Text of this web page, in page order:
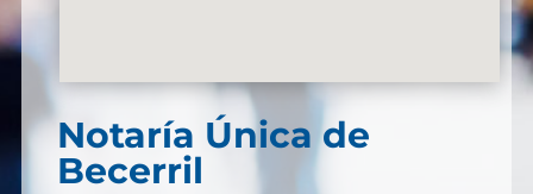
Notaría Única de
Becerril